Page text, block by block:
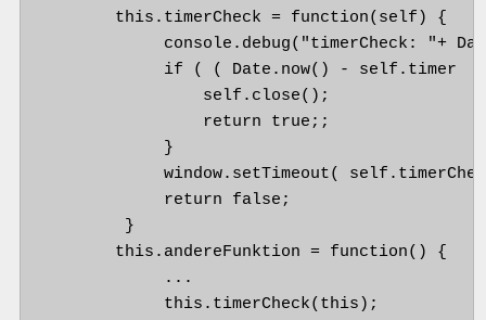
       this.timerCheck = function(self) {
console.debug("timerCheck: "+
if ( ( Date.now() - self.timer  ) /
self.close();
return true;;
}
window.setTimeout(
return false;
}
       this.andereFunktion = function() {
            ...
            this.timerCheck(this);